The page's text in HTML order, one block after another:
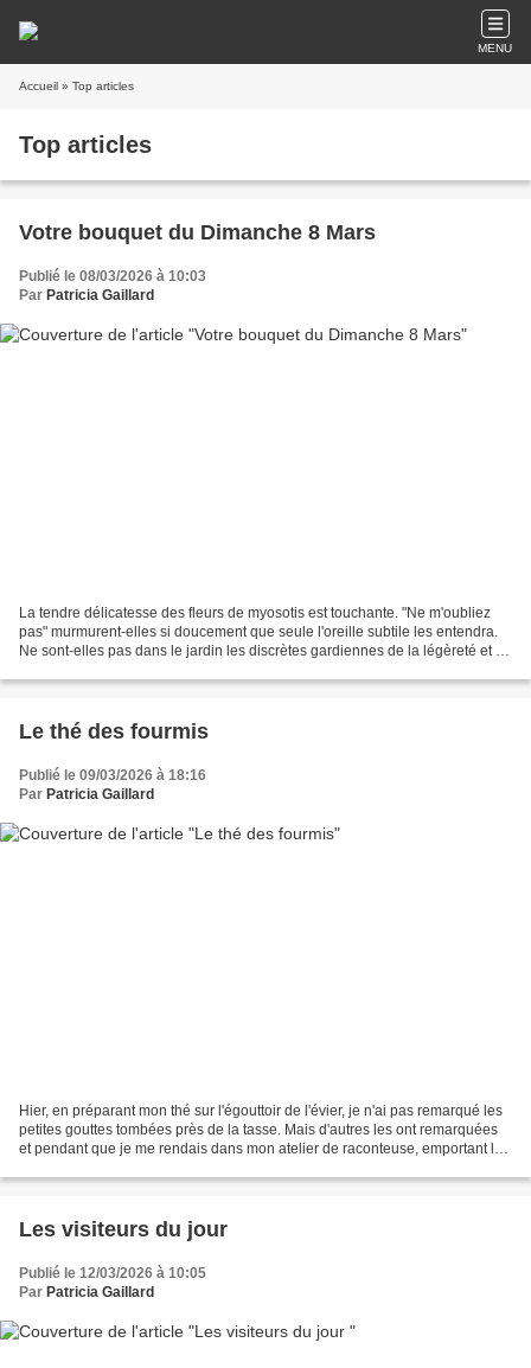
MENU
Accueil » Top articles
Top articles
Votre bouquet du Dimanche 8 Mars
Publié le 08/03/2026 à 10:03
Par Patricia Gaillard
La tendre délicatesse des fleurs de myosotis est touchante. "Ne m'oubliez
pas" murmurent-elles si doucement que seule l'oreille subtile les entendra.
Ne sont-elles pas dans le jardin les discrètes gardiennes de la légèreté et de
Le thé des fourmis
Publié le 09/03/2026 à 18:16
Par Patricia Gaillard
Hier, en préparant mon thé sur l'égouttoir de l'évier, je n'ai pas remarqué les
petites gouttes tombées près de la tasse. Mais d'autres les ont remarquées
et pendant que je me rendais dans mon atelier de raconteuse, emportant la
Les visiteurs du jour
Publié le 12/03/2026 à 10:05
Par Patricia Gaillard